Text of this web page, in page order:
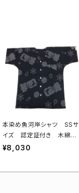
本染め魚河岸シャツ SSサ
イズ 認定証付き 木綿
晒 涼麻柄 黒×グレー
¥8,030